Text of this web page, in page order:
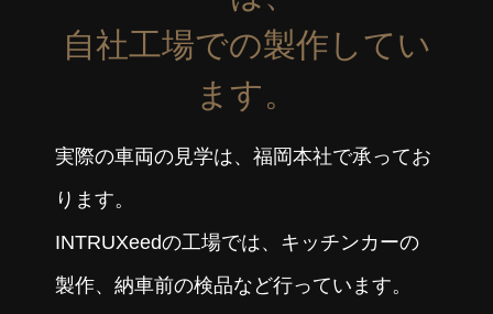
自社工場での製作してい
ます。
実際の車両の見学は、福岡本社で承ってお
ります。
INTRUXeedの工場では、キッチンカーの
製作、納車前の検品など行っています。